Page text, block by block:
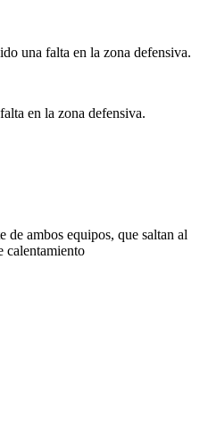
una falta en la zona defensiva.
en la zona defensiva.
de ambos equipos, que saltan al
calentamiento